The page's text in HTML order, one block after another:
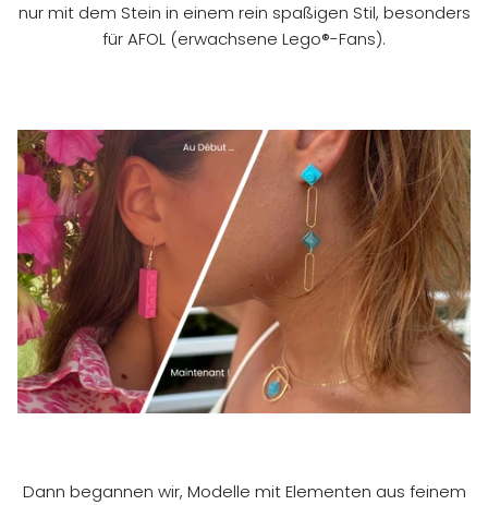
nur mit dem Stein in einem rein spaßigen Stil, besonders
für AFOL (erwachsene Lego®-Fans).
Dann begannen wir, Modelle mit Elementen aus feinem